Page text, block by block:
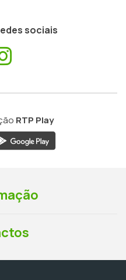
sociais
RTP Play